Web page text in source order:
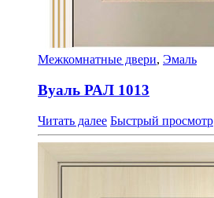
Межкомнатные двери, Эмаль
Вуаль РАЛ 1013
Читать далее Быстрый просмотр